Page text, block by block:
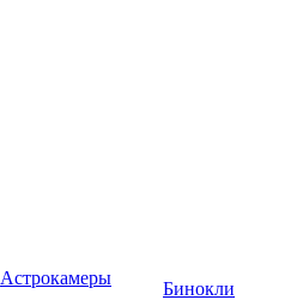
Астрокамеры
Бинокли